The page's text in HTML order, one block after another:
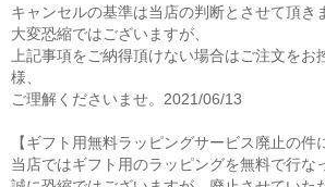
キャンセルの基準は当店の判断とさせて頂き
大変恐縮ではございますが、
上記事項をご納得頂けない場合はご注文をお
様、
ご理解くださいませ。2021/06/13
【ギフト用無料ラッピングサービス廃止の件
当店ではギフト用のラッピングを無料で行な